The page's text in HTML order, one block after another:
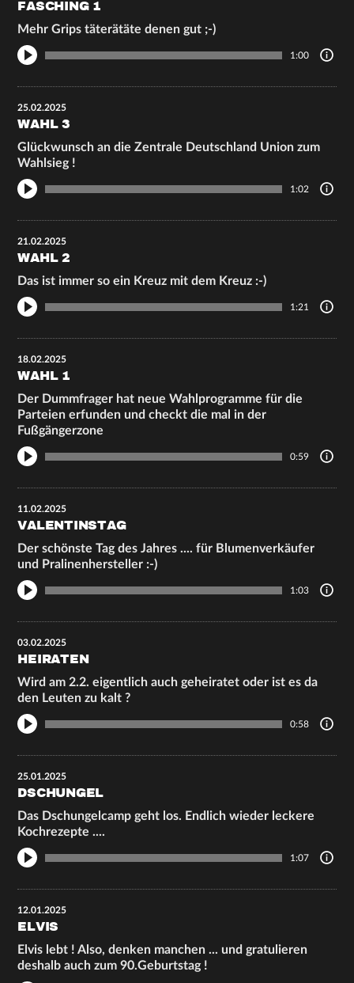
FASCHING 1
Mehr Grips täterätäte denen gut ;-)
1:00
25.02.2025
WAHL 3
Glückwunsch an die Zentrale Deutschland Union zum
Wahlsieg !
1:02
21.02.2025
WAHL 2
Das ist immer so ein Kreuz mit dem Kreuz :-)
1:21
18.02.2025
WAHL 1
Der Dummfrager hat neue Wahlprogramme für die
Parteien erfunden und checkt die mal in der
Fußgängerzone
0:59
11.02.2025
VALENTINSTAG
Der schönste Tag des Jahres .... für Blumenverkäufer
und Pralinenhersteller :-)
1:03
03.02.2025
HEIRATEN
Wird am 2.2. eigentlich auch geheiratet oder ist es da
den Leuten zu kalt ?
0:58
25.01.2025
DSCHUNGEL
Das Dschungelcamp geht los. Endlich wieder leckere
Kochrezepte ....
1:07
12.01.2025
ELVIS
Elvis lebt ! Also, denken manchen ... und gratulieren
deshalb auch zum 90.Geburtstag !